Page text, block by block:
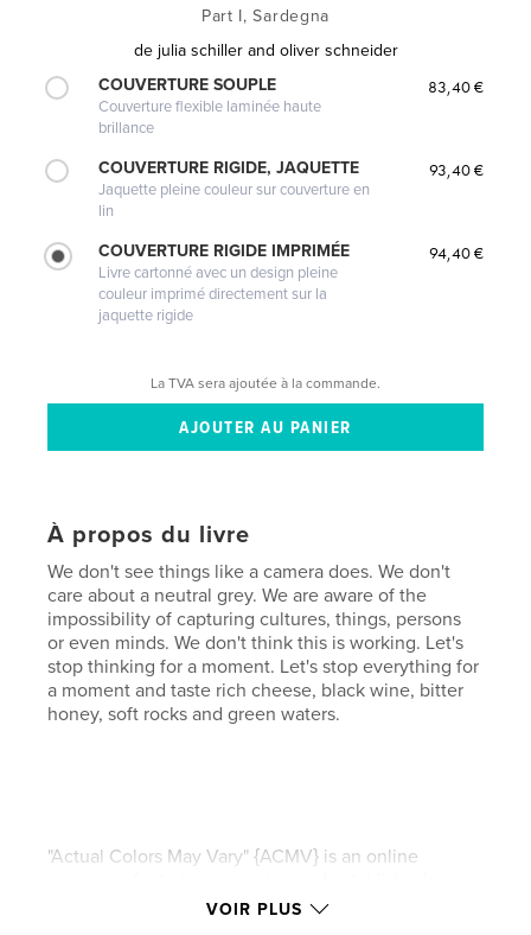
Part I, Sardegna
de julia schiller and oliver schneider
COUVERTURE SOUPLE
Couverture flexible laminée haute
brillance
83,40 €
COUVERTURE RIGIDE, JAQUETTE
Jaquette pleine couleur sur couverture en
lin
93,40 €
COUVERTURE RIGIDE IMPRIMÉE
Livre cartonné avec un design pleine
couleur imprimé directement sur la
jaquette rigide
94,40 €
La TVA sera ajoutée à la commande.
À propos du livre
We don't see things like a camera does. We don't
care about a neutral grey. We are aware of the
impossibility of capturing cultures, things, persons
or even minds. We don't think this is working. Let's
stop thinking for a moment. Let's stop everything for
a moment and taste rich cheese, black wine, bitter
honey, soft rocks and green waters.
"Actual Colors May Vary" {ACMV} is an online
photographers, artists and musicians. ACMV was
VOIR PLUS